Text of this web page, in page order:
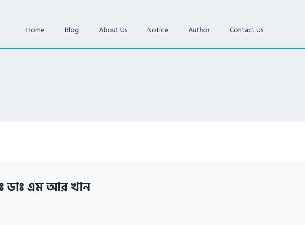
Home Blog About Us Notice Author Contact Us
ডাঃ এম আর খান